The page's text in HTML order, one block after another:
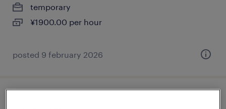
temporary
¥1900.00 per hour
posted 9 february 2026